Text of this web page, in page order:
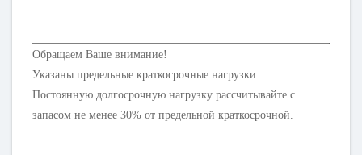
Обращаем Ваше внимание!
Указаны предельные краткосрочные нагрузки.
Постоянную долгосрочную нагрузку рассчитывайте с
запасом не менее 30% от предельной краткосрочной.